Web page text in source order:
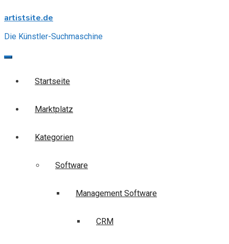
to
artistsite.de
Die Künstler-Suchmaschine
Startseite
Marktplatz
Kategorien
Software
Management Software
CRM